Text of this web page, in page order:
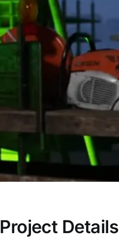
Project Details